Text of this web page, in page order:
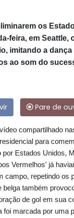
os
feira, em Seattle,
imitando a
ao som do
Pare de
compartilhado
para
por Estados Unidos,
Vermelhos' já
campo, repetindo os
belga também
de gol em sua
foi marcada por uma